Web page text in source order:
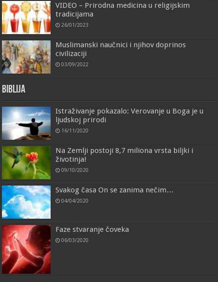
VIDEO – Prirodna medicina u religijskim
tradicijama
26/01/2023
Muslimanski naučnici i njihov doprinos
civilizaciji
03/09/2022
Biblija
Istraživanje pokazalo: Verovanje u Boga je u
ljudskoj prirodi
16/11/2020
Na Zemlji postoji 8,7 miliona vrsta biljki i
životinja!
09/10/2020
Svakog časa On se zanima nečim…
04/04/2020
Faze stvaranje čoveka
06/03/2020